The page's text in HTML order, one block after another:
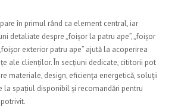
în primul rând ca element central, iar
detaliate despre „foișor la patru ape”, „foișor
exterior patru ape” ajută la acoperirea
ale clienților. În secțiuni dedicate, cititorii pot
materiale, design, eficiența energetică, soluții
la spațiul disponibil și recomandări pentru